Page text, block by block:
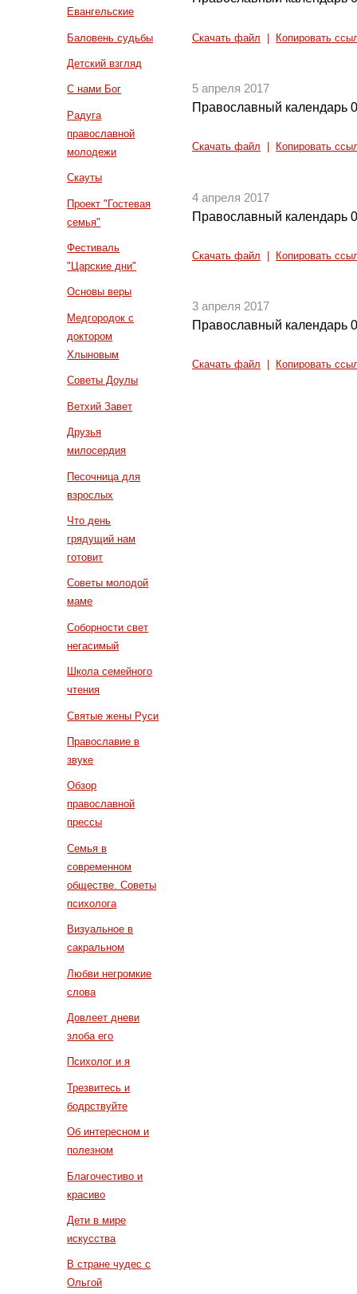
Евангельские
Баловень судьбы
Детский взгляд
С нами Бог
Радуга
православной
молодежи
Скауты
Проект "Гостевая
семья"
Фестиваль
"Царские дни"
Основы веры
Медгородок с
доктором
Хлыновым
Советы Доулы
Ветхий Завет
Друзья
милосердия
Песочница для
взрослых
Что день
грядущий нам
готовит
Советы молодой
маме
Соборности свет
негасимый
Школа семейного
чтения
Святые жены Руси
Православие в
звуке
Обзор
православной
прессы
Семья в
современном
обществе. Советы
психолога
Визуальное в
сакральном
Любви негромкие
слова
Довлеет дневи
злоба его
Психолог и я
Трезвитесь и
бодрствуйте
Об интересном и
полезном
Благочестиво и
красиво
Дети в мире
искусства
В стране чудес с
Ольгой
Скачать файл Копировать
5 апреля 2017
Православный календарь
Скачать файл Копировать
4 апреля 2017
Православный календарь
Скачать файл Копировать
3 апреля 2017
Православный календарь
Скачать файл Копировать